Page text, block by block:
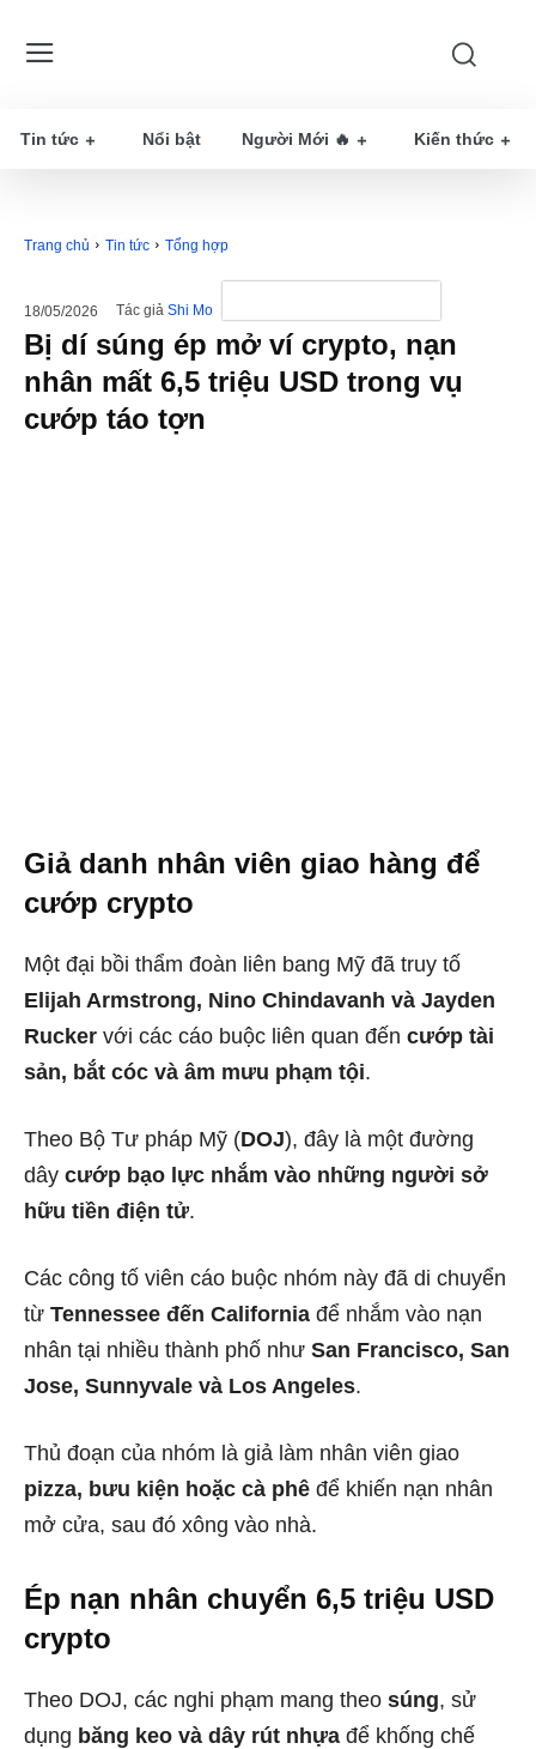
Tin tức Nổi bật Người Mới 🔥 Kiến thức
Trang chủ Tin tức Tổng hợp
18/05/2026 Tác giả Shi Mo
Bị dí súng ép mở ví crypto, nạn
nhân mất 6,5 triệu USD trong vụ
cướp táo tợn
Giả danh nhân viên giao hàng để
cướp crypto
Một đại bồi thẩm đoàn liên bang Mỹ đã truy tố
Elijah Armstrong, Nino Chindavanh và Jayden
Rucker với các cáo buộc liên quan đến cướp tài
sản, bắt cóc và âm mưu phạm tội.
Theo Bộ Tư pháp Mỹ (DOJ), đây là một đường
dây cướp bạo lực nhắm vào những người sở
hữu tiền điện tử.
Các công tố viên cáo buộc nhóm này đã di chuyển
từ Tennessee đến California để nhắm vào nạn
nhân tại nhiều thành phố như San Francisco, San
Jose, Sunnyvale và Los Angeles.
Thủ đoạn của nhóm là giả làm nhân viên giao
pizza, bưu kiện hoặc cà phê để khiến nạn nhân
mở cửa, sau đó xông vào nhà.
Ép nạn nhân chuyển 6,5 triệu USD
crypto
Theo DOJ, các nghi phạm mang theo súng, sử
dụng băng keo và dây rút nhựa để khống chế